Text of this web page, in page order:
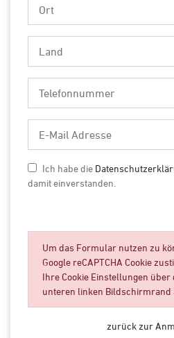
Ich habe die
damit einverstanden.
Um das Formular nutzen zu
Google reCAPTCHA Cookie
Ihre Cookie Einstellungen über
unteren linken Bildschirmrand
zurück zur